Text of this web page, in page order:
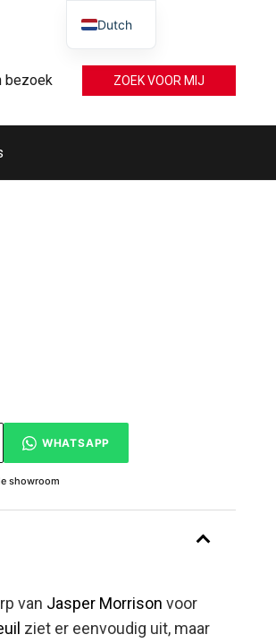
bezoek ZOEK VOOR MIJ
WHATSAPP
showroom
van Jasper Morrison voor
ziet er eenvoudig uit, maar
Dutch